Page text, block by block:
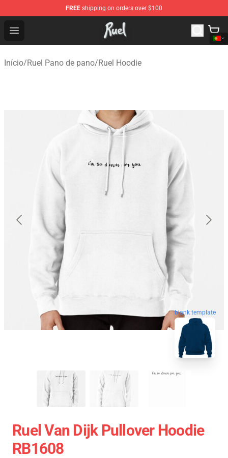
FREE shipping on orders over $100
Open menu
Ruel Store - Official Ruel Merchandise Shop
Início/Ruel Pano de pano/Ruel Hoodie
blank template
Ruel Van Dijk Pullover Hoodie
RB1608